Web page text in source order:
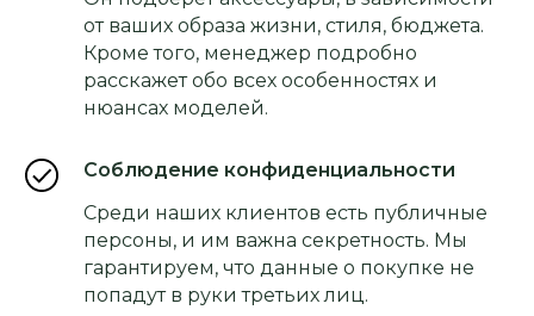
от ваших образа жизни, стиля, бюджета.
Кроме того, менеджер подробно
расскажет обо всех особенностях и
нюансах моделей.
Соблюдение конфиденциальности
Среди наших клиентов есть публичные
персоны, и им важна секретность. Мы
гарантируем, что данные о покупке не
попадут в руки третьих лиц.